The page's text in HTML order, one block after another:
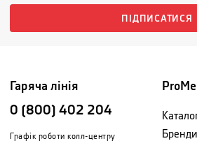
ПІДПИСАТИСЯ
Гаряча лінія
0 (800) 402 204
Графік роботи колл-центру
Бренди